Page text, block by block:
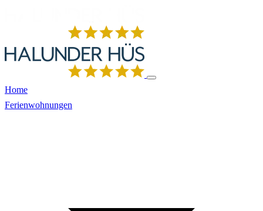
Home
Ferienwohnungen